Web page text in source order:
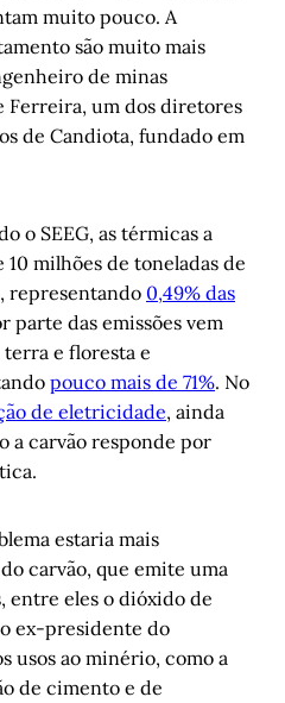
muito pouco. A
são muito mais
de minas
Ferreira, um dos diretores
de Candiota, fundado em
o SEEG, as térmicas a
10 milhões de toneladas de
representando 0,49% das
parte das emissões vem
terra e floresta e
pouco mais de 71%. No
de eletricidade, ainda
a carvão responde por
estaria mais
carvão, que emite uma
entre eles o dióxido de
ex-presidente do
usos ao minério, como a
de cimento e de